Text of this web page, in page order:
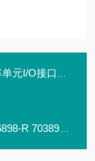
R 70389296
R 70389298